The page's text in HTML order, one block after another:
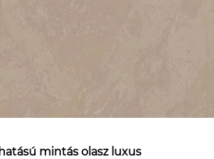
mintás olasz luxus